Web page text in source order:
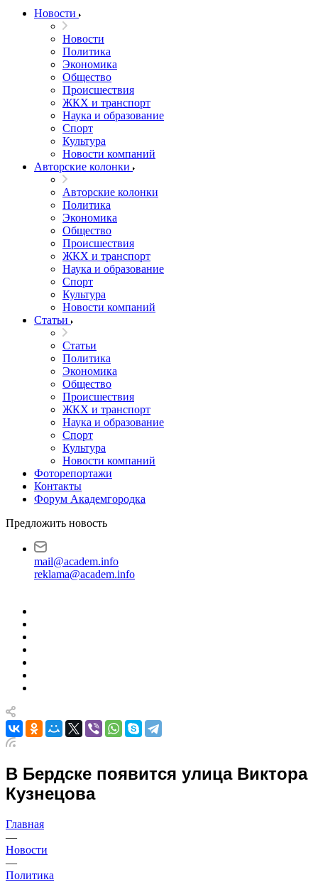
Новости
Новости
Политика
Экономика
Общество
Происшествия
ЖКХ и транспорт
Наука и образование
Спорт
Культура
Новости компаний
Авторские колонки
Авторские колонки
Политика
Экономика
Общество
Происшествия
ЖКХ и транспорт
Наука и образование
Спорт
Культура
Новости компаний
Статьи
Статьи
Политика
Экономика
Общество
Происшествия
ЖКХ и транспорт
Наука и образование
Спорт
Культура
Новости компаний
Фоторепортажи
Контакты
Форум Академгородка
Предложить новость
mail@academ.info
reklama@academ.info
В Бердске появится улица Виктора
Кузнецова
Главная
—
Новости
—
Политика